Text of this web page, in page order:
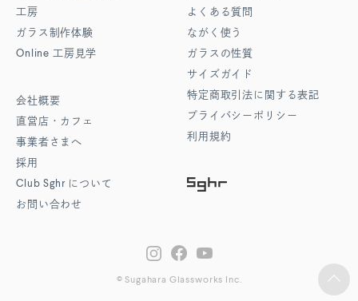
工房
ガラス制作体験
Online 工房見学
会社概要
直営店・カフェ
事業者さまへ
採用
Club Sghr について
お問い合わせ
よくある質問
ながく使う
ガラスの性質
サイズガイド
特定商取引法に関する表記
プライバシーポリシー
利用規約
© Sugahara Glassworks Inc.